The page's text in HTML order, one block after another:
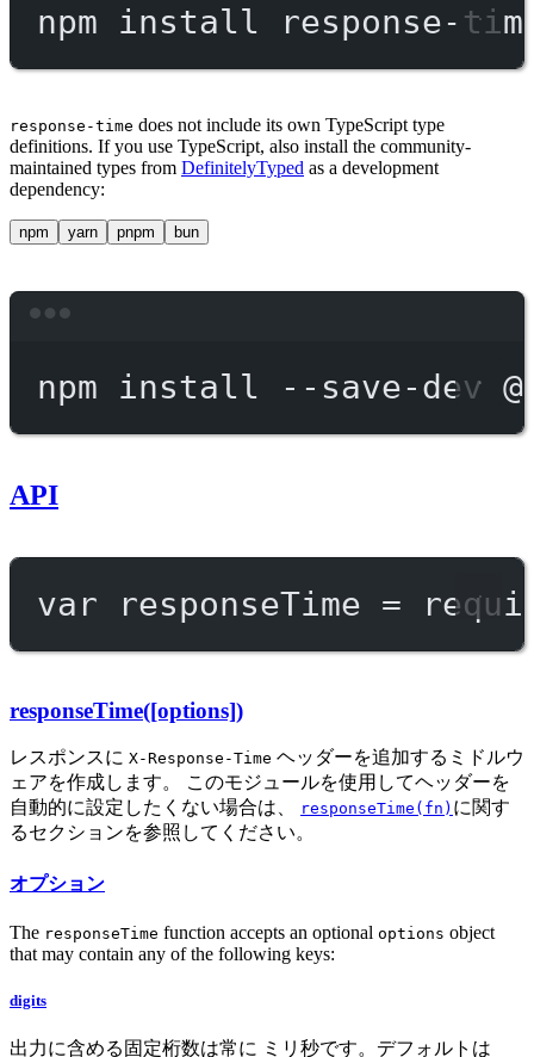
npm install response-
response-time does not include its own TypeScript type
definitions. If you use TypeScript, also install the community-
maintained types from DefinitelyTyped as a development
dependency:
npm yarn pnpm bun
npm install --save-dev
API
var responseTime =
responseTime([options])
レスポンスに X-Response-Time ヘッダーを追加するミドルウ
ェアを作成します。 このモジュールを使用してヘッダーを
自動的に設定したくない場合は、
responseTime(fn) に関す
るセクションを参照してください。
オプション
The responseTime function accepts an optional options object
that may contain any of the following keys:
digits
出力に含める固定桁数は常に ミリ秒です。デフォルトは